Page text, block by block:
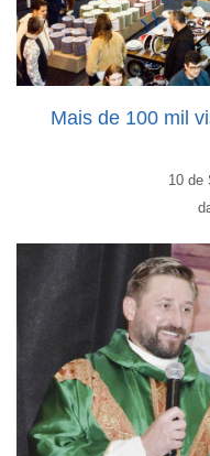
Mais de 100 mil
10 de